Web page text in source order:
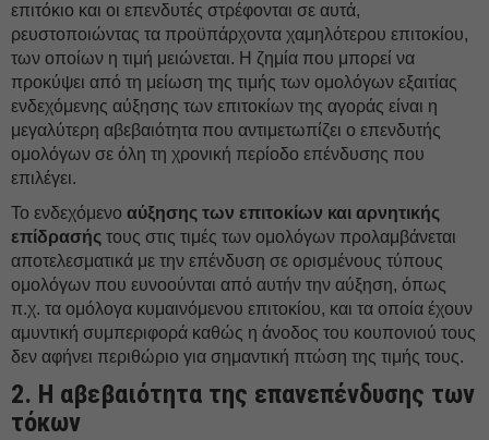
επιτόκιο και οι επενδυτές στρέφονται σε αυτά,
ρευστοποιώντας τα προϋπάρχοντα χαμηλότερου επιτοκίου,
των οποίων η τιμή μειώνεται. Η ζημία που μπορεί να
προκύψει από τη μείωση της τιμής των ομολόγων εξαιτίας
ενδεχόμενης αύξησης των επιτοκίων της αγοράς είναι η
μεγαλύτερη αβεβαιότητα που αντιμετωπίζει ο επενδυτής
ομολόγων σε όλη τη χρονική περίοδο επένδυσης που
επιλέγει.
Το ενδεχόμενο αύξησης των επιτοκίων και αρνητικής
επίδρασής τους στις τιμές των ομολόγων προλαμβάνεται
αποτελεσματικά με την επένδυση σε ορισμένους τύπους
ομολόγων που ευνοούνται από αυτήν την αύξηση, όπως
π.χ. τα ομόλογα κυμαινόμενου επιτοκίου, και τα οποία έχουν
αμυντική συμπεριφορά καθώς η άνοδος του κουπονιού τους
δεν αφήνει περιθώριο για σημαντική πτώση της τιμής τους.
2. Η αβεβαιότητα της επανεπένδυσης των
τόκων